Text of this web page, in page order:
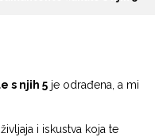
s njih 5 je odrađena, a mi
i iskustva koja te